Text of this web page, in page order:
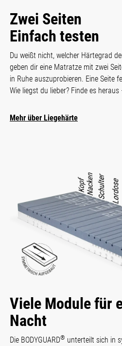
Zwei Seiten
Einfach testen
Du weißt nicht, welcher Härtegrad
geben dir eine Matratze mit zwei
in Ruhe auszuprobieren. Eine Seite
Wie liegst du lieber? Finde es
Mehr über Liegehärte
Viele Module für
Nacht
Die BODYGUARD® unterteilt sich in